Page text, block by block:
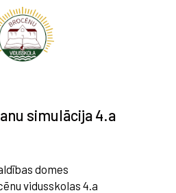
simulācija 4.a
domes
vidusskolas 4.a